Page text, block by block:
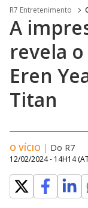
R7 Entretenimento
A
revela
Eren
Titan
O VÍCIO | Do R7
12/02/2024 - 14H14